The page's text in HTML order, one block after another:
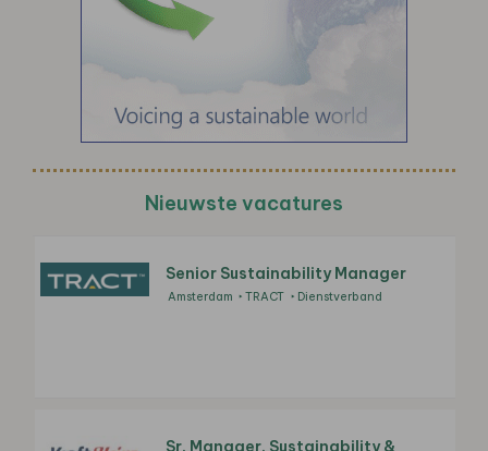
Nieuwste vacatures
Senior Sustainability Manager
Amsterdam TRACT Dienstverband
Sr. Manager, Sustainability &